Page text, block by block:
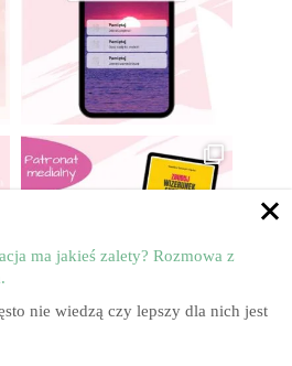
ma jakieś zalety? Rozmowa z
nie wiedzą czy lepszy dla nich jest